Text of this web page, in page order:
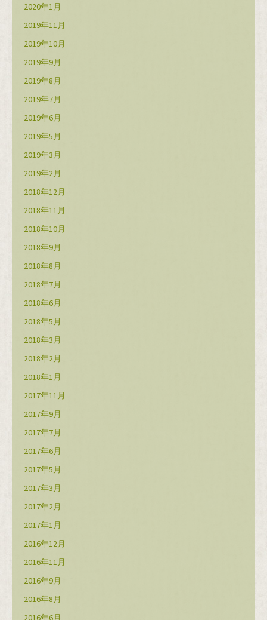
2020年1月
2019年11月
2019年10月
2019年9月
2019年8月
2019年7月
2019年6月
2019年5月
2019年3月
2019年2月
2018年12月
2018年11月
2018年10月
2018年9月
2018年8月
2018年7月
2018年6月
2018年5月
2018年3月
2018年2月
2018年1月
2017年11月
2017年9月
2017年7月
2017年6月
2017年5月
2017年3月
2017年2月
2017年1月
2016年12月
2016年11月
2016年9月
2016年8月
2016年6月